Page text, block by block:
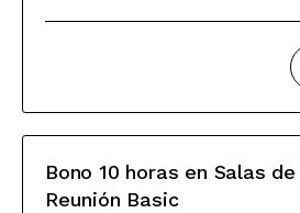
Bono 10 horas en Salas de
Reunión Basic